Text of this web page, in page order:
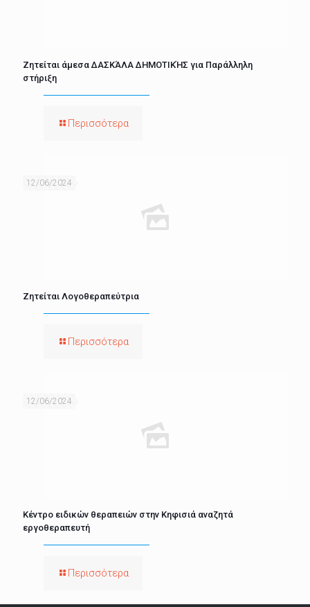
Ζητείται άμεσα ΔΑΣΚΆΛΑ ΔΗΜΟΤΙΚΉΣ για Παράλληλη
στήριξη
Περισσότερα
12/06/2024
Ζητείται Λογοθεραπεύτρια
Περισσότερα
12/06/2024
Κέντρο ειδικών θεραπειών στην Κηφισιά αναζητά
εργοθεραπευτή
Περισσότερα